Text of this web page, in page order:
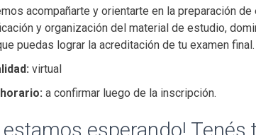
acompañarte y orientarte en la preparación
y organización del material de estudio,
puedas lograr la acreditación de tu examen final.
virtual
a confirmar luego de la inscripción.
estamos esperando!